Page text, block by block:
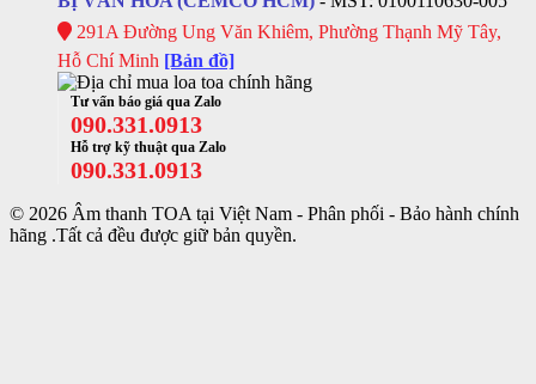
291A Đường Ung Văn Khiêm, Phường Thạnh Mỹ Tây,
Hỗ Chí Minh [Bản đồ]
Tư vấn báo giá qua Zalo
090.331.0913
Hỗ trợ kỹ thuật qua Zalo
090.331.0913
© 2026 Âm thanh TOA tại Việt Nam - Phân phối - Bảo hành chính
hãng .Tất cả đều được giữ bản quyền.